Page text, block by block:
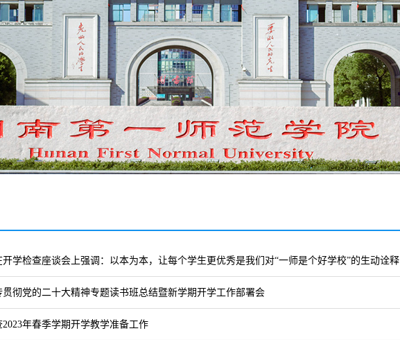
学检查座谈会上强调：以本为本，让每个学生更优秀是我们对“一师是个好学校”的生动诠释
彻党的二十大精神专题读书班总结暨新学期开学工作部署会
年春季学期开学教学准备工作